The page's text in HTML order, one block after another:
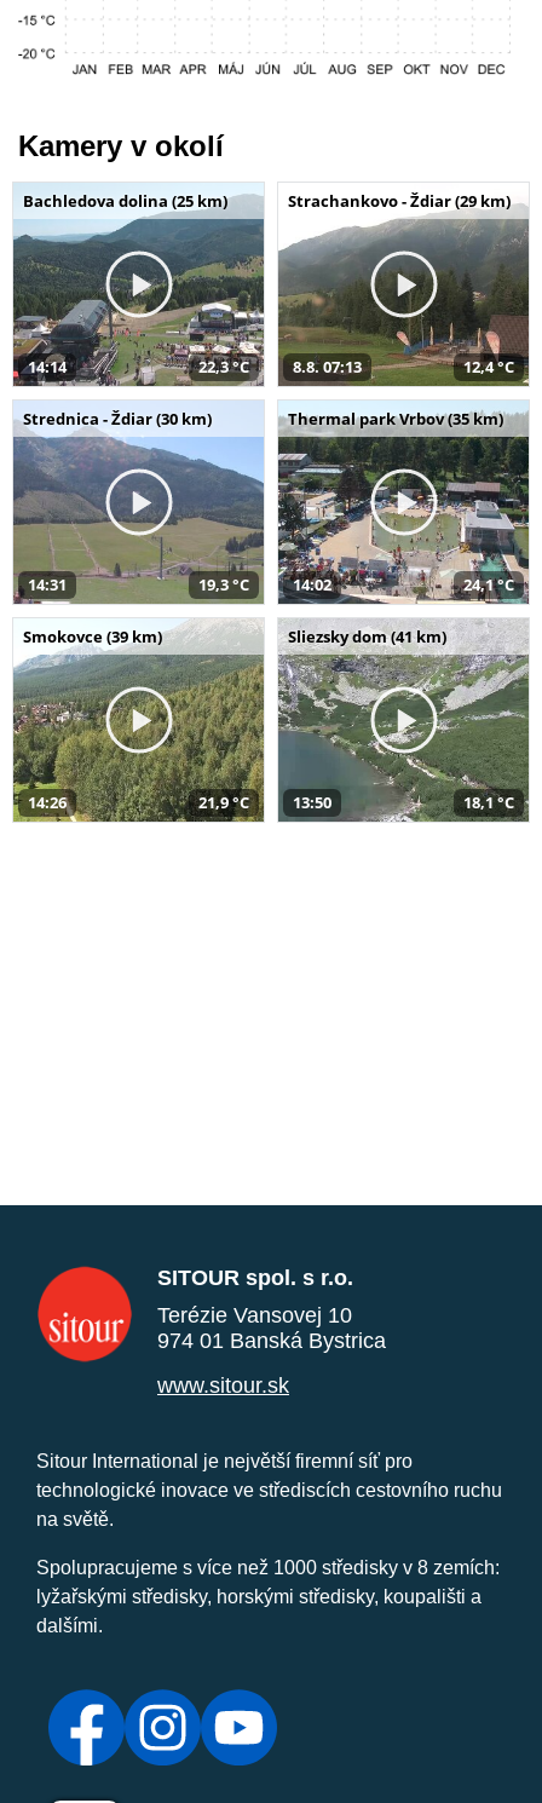
Kamery v okolí
Bachledova dolina (25 km)
14:14 22,3 °C
Strachankovo - Ždiar (29 km)
8.8. 07:13 12,4 °C
Strednica - Ždiar (30 km)
14:31 19,3 °C
Thermal park Vrbov (35 km)
14:02 24,1 °C
Smokovce (39 km)
14:26 21,9 °C
Sliezsky dom (41 km)
13:50 18,1 °C
SITOUR spol. s r.o.
Terézie Vansovej 10
974 01 Banská Bystrica
www.sitour.sk
Sitour International je největší firemní síť pro
technologické inovace ve střediscích cestovního ruchu
na světě.
Spolupracujeme s více než 1000 středisky v 8 zemích:
lyžařskými středisky, horskými středisky, koupališti a
dalšími.